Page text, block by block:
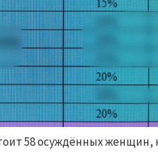
58 осуждённых